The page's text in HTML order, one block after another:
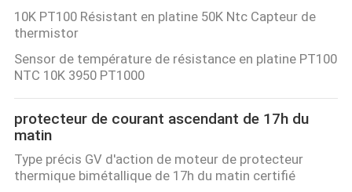
10K PT100 Résistant en platine 50K Ntc Capteur de
thermistor
Sensor de température de résistance en platine PT100
NTC 10K 3950 PT1000
protecteur de courant ascendant de 17h du
matin
Type précis GV d'action de moteur de protecteur
thermique bimétallique de 17h du matin certifié